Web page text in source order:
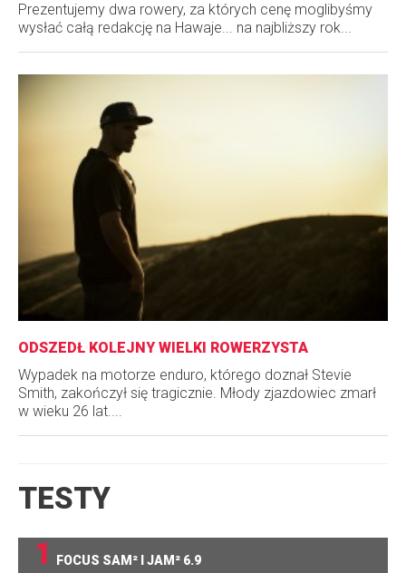
Prezentujemy dwa rowery, za których cenę moglibyśmy
wysłać całą redakcję na Hawaje... na najbliższy rok...
ODSZEDŁ KOLEJNY WIELKI ROWERZYSTA
Wypadek na motorze enduro, którego doznał Stevie
Smith, zakończył się tragicznie. Młody zjazdowiec zmarł
w wieku 26 lat....
TESTY
1
FOCUS SAM² I JAM² 6.9